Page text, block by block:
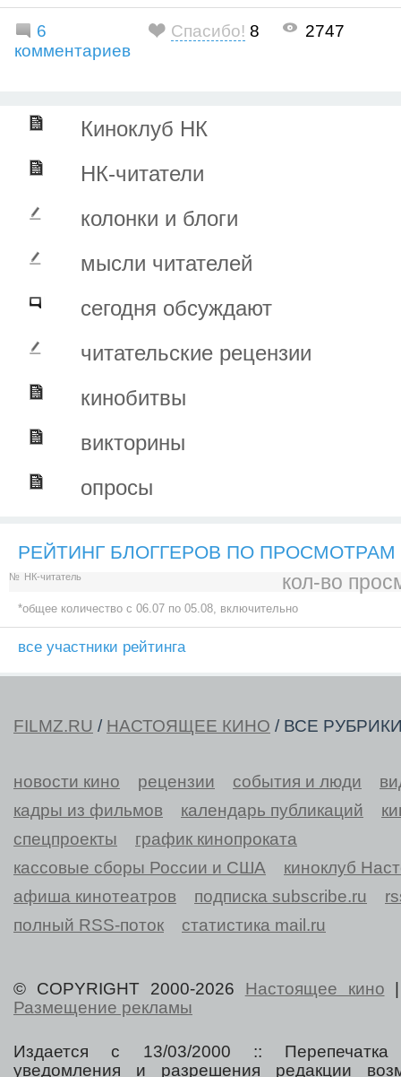
6
комментариев
Спасибо! 8 2747
Киноклуб НК
НК-читатели
колонки и блоги
мысли читателей
сегодня обсуждают
читательские рецензии
кинобитвы
викторины
опросы
РЕЙТИНГ БЛОГГЕРОВ ПО ПРОСМОТРАМ
№ НК-читатель кол-во
*общее количество c 06.07 по 05.08, включительно
все участники рейтинга
FILMZ.RU / НАСТОЯЩЕЕ КИНО / ВСЕ
новости кино рецензии события и люди
кадры из фильмов
календарь публикаций
спецпроекты
график кинопроката
кассовые сборы России и США
киноклуб
афиша кинотеатров
подписка subscribe.ru
полный RSS-поток
статистика mail.ru
© COPYRIGHT 2000-2026 Настоящее кино
Размещение рекламы
Издается с 13/03/2000 :: Перепечатка
уведомления и разрешения редакции